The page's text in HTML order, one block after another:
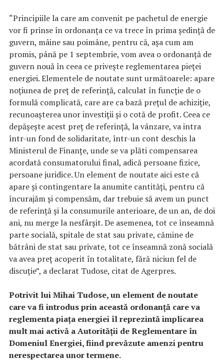
“Principiile la care am convenit pe pachetul de energie
vor fi prinse în ordonanţa ce va trece în prima şedinţă de
guvern, mâine sau poimâne, pentru că, aşa cum am
promis, până pe 1 septembrie, vom avea o ordonanţă de
guvern nouă în ceea ce priveşte reglementarea pieţei
energiei. Elementele de noutate sunt următoarele: apare
noţiunea de preţ de referinţă, calculat în funcţie de o
formulă complicată, care are ca bază preţul de achiziţie,
recunoaşterea unor investiţii şi o cotă de profit. Ceea ce
depăşeşte acest preţ de referinţă, la vânzare, va intra
într-un fond de solidaritate, într-un cont deschis la
Ministerul de Finanţe, unde se va plăti compensarea
acordată consumatorului final, adică persoane fizice,
persoane juridice. Un element de noutate aici este că
apare şi contingentare la anumite cantităţi, pentru că
încurajăm şi compensăm, dar trebuie să avem un punct
de referinţă şi la consumurile anterioare, de un an, de doi
ani, nu merge la nesfârşit. De asemenea, tot ce înseamnă
parte socială, spitale de stat sau private, cămine de
bătrâni de stat sau private, tot ce înseamnă zonă socială
va avea preţ acoperit în totalitate, fără niciun fel de
discuţie”, a declarat Tudose, citat de Agerpres.
Potrivit lui Mihai Tudose, un element de noutate
care va fi introdus prin această ordonanţă care va
reglementa piaţa energiei îl reprezintă implicarea
mult mai activă a Autorităţii de Reglementare în
Domeniul Energiei, fiind prevăzute amenzi pentru
nerespectarea unor termene.